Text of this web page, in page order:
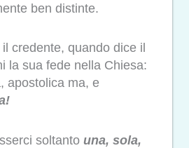
ben distinte.
credente, quando dice il
la sua fede nella Chiesa:
apostolica ma, e
soltanto una, sola,